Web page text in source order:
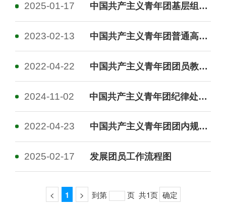
2025-01-17 中国共产主义青年团基层组织选举工作条例
2023-02-13 中国共产主义青年团普通高等学校基层组织工作条例
2022-04-22 中国共产主义青年团团员教育管理工作条例（试行）
2024-11-02 中国共产主义青年团纪律处分条例（试行）
2022-04-23 中国共产主义青年团团内规章制定条例（试行）
2025-02-17 发展团员工作流程图
< 1 > 到第 页 共1页 确定